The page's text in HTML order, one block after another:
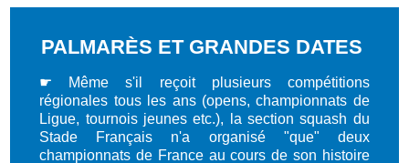
PALMARÈS ET GRANDES DATES
☛ Même s'il reçoit plusieurs compétitions
régionales tous les ans (opens, championnats de
Ligue, tournois jeunes etc.), la section squash du
Stade Français n'a organisé "que" deux
championnats de France au cours de son histoire